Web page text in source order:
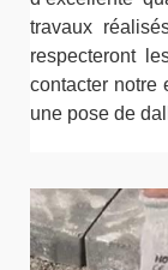
travaux
respecteront
contacter notre
une pose de